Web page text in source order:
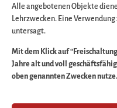
Alle angebotenen Objekte
Lehrzwecken. Eine
untersagt.
Mit dem Klick auf
Jahre alt und voll
oben genannten Zwecken nutze.